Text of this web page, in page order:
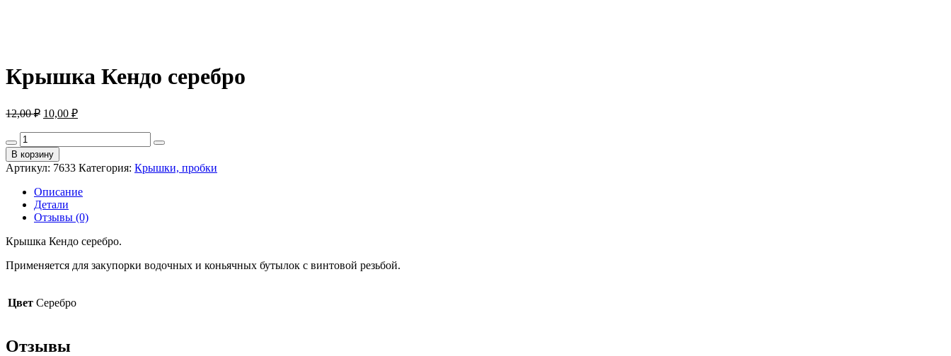
Крышка Кендо серебро
12,00₽ Первоначальная
составляла
12,00 ₽.
10,00 ₽Текущая
Количество
товара
Крышка
Кендо
серебро
В корзину
Артикул: 7633 Категория: Крышки, пробки
Описание
Детали
Отзывы (0)
Крышка Кендо серебро.
Применяется для закупорки водочных и коньячных бутылок с винтовой резьбой.
Цвет Серебро
Отзывы